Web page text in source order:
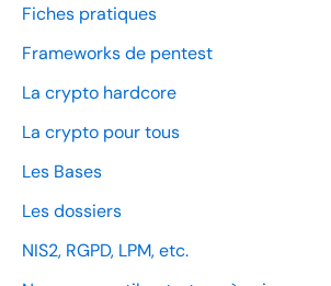
Fiches pratiques
Frameworks de pentest
La crypto hardcore
La crypto pour tous
Les Bases
Les dossiers
NIS2, RGPD, LPM, etc.